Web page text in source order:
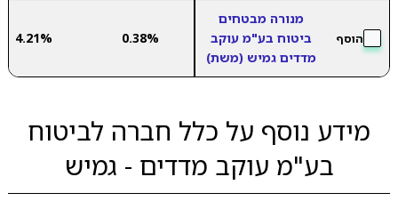
הוסף
מנורה מבטחים
ביטוח בע"מ עוקב
מדדים גמיש (משת)
0.38%
4.21%
מידע נוסף על כלל חברה לביטוח
בע"מ עוקב מדדים - גמיש